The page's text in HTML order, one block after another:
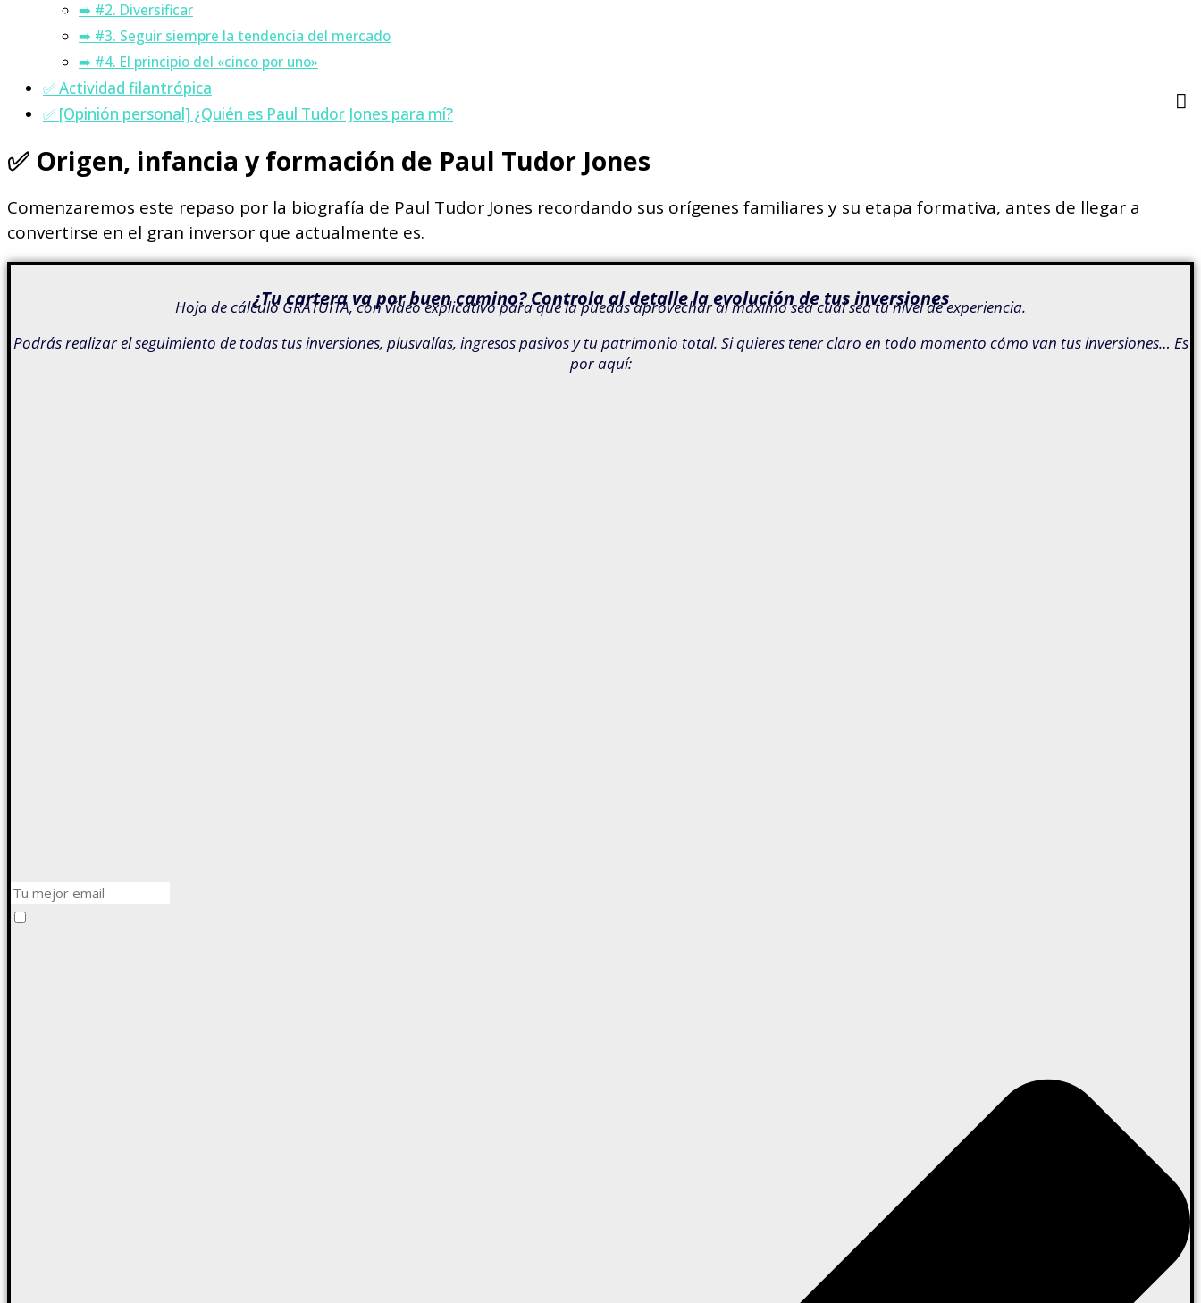
➡️ #2. Diversificar
➡️ #3. Seguir siempre la tendencia del mercado
➡️ #4. El principio del «cinco por uno»
✅ Actividad filantrópica
✅ [Opinión personal] ¿Quién es Paul Tudor Jones para mí?
✅ Origen, infancia y formación de Paul Tudor Jones
Comenzaremos este repaso por la biografía de Paul Tudor Jones recordando sus orígenes familiares y su etapa formativa, antes de llegar a
convertirse en el gran inversor que actualmente es.
¿Tu cartera va por buen camino? Controla al detalle la evolución de tus inversiones
Hoja de cálculo GRATUITA, con vídeo explicativo para que la puedas aprovechar al máximo sea cual sea tu nivel de experiencia.
Podrás realizar el seguimiento de todas tus inversiones, plusvalías, ingresos pasivos y tu patrimonio total. Si quieres tener claro en todo momento cómo van tus inversiones… Es
por aquí: